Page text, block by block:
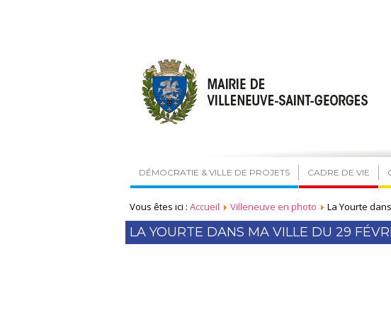
DÉMOCRATIE & VILLE DE PROJETS CADRE DE VIE
Vous êtes ici : Accueil Villeneuve en photo La Yourte
LA YOURTE DANS MA VILLE DU 29